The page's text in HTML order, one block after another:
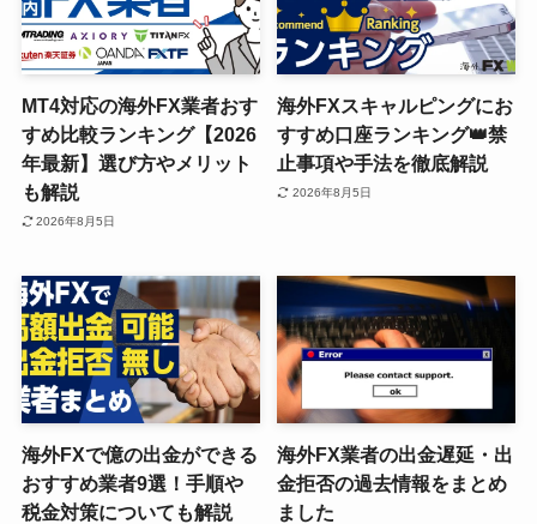
MT4対応の海外FX業者おす
すめ比較ランキング【2026
年最新】選び方やメリット
も解説
2026年8月5日
海外FXスキャルピングにお
すすめ口座ランキング👑禁
止事項や手法を徹底解説
2026年8月5日
海外FXで億の出金ができる
おすすめ業者9選！手順や
税金対策についても解説
海外FX業者の出金遅延・出
金拒否の過去情報をまとめ
ました